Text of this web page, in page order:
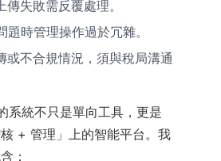
失敗需反覆處理。
時管理操作過於冗雜。
或不合規情況，須與稅局溝通
系統不只是單向工具，更是
+ 管理」上的智能平台。我
：